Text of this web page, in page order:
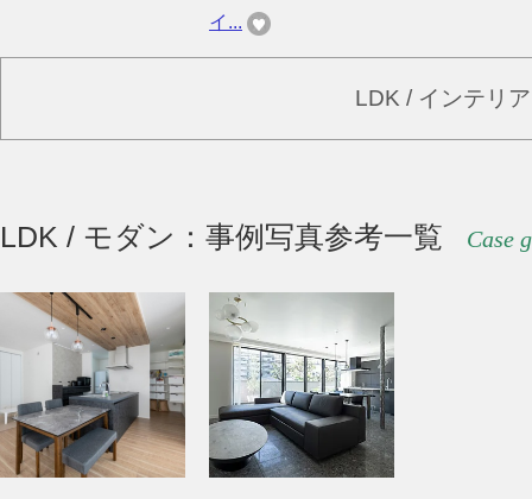
イ...
LDK / インテリ
LDK / モダン：事例写真参考一覧 Case